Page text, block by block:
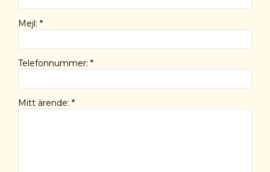
Mejl: *
Telefonnummer: *
Mitt ärende: *